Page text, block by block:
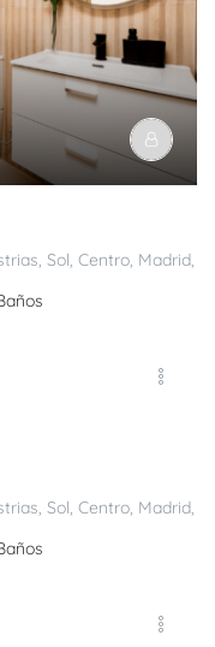
Sol, Centro, Madrid,
Sol, Centro, Madrid,